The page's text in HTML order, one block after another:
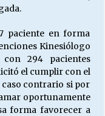
paciente en forma
Kinesiólogo
294 pacientes
el cumplir con el
contrario si por
oportunamente
forma favorecer a